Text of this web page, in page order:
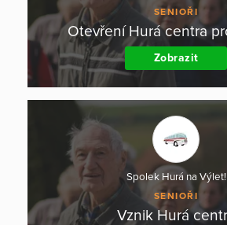
SENIOŘI
Otevření Hurá centra
Zobrazit
Spolek Hurá na Výlet!
SENIOŘI
Vznik Hurá